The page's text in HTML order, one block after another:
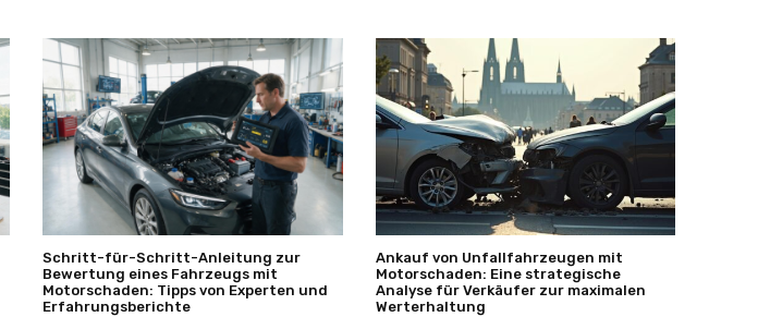
Schritt-für-Schritt-Anleitung zur
Bewertung eines Fahrzeugs mit
Motorschaden: Tipps von Experten und
Erfahrungsberichte
Ankauf von Unfallfahrzeugen mit
Motorschaden: Eine strategische
Analyse für Verkäufer zur maximalen
Werterhaltung